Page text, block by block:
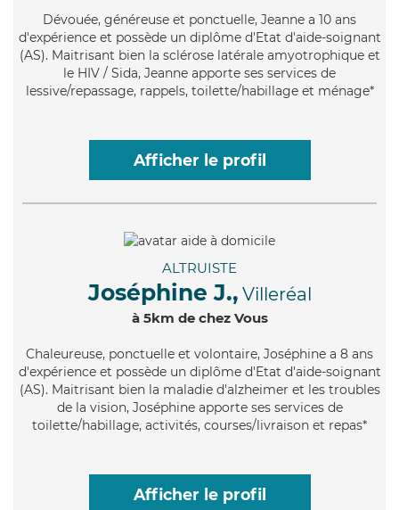
Dévouée, généreuse et ponctuelle, Jeanne a 10 ans
d'expérience et possède un diplôme d'Etat d'aide-soignant
(AS). Maitrisant bien la sclérose latérale amyotrophique et
le HIV / Sida, Jeanne apporte ses services de
lessive/repassage, rappels, toilette/habillage et ménage*
Afficher le profil
ALTRUISTE
Joséphine J., Villeréal
à 5km de chez Vous
Chaleureuse, ponctuelle et volontaire, Joséphine a 8 ans
d'expérience et possède un diplôme d'Etat d'aide-soignant
(AS). Maitrisant bien la maladie d'alzheimer et les troubles
de la vision, Joséphine apporte ses services de
toilette/habillage, activités, courses/livraison et repas*
Afficher le profil